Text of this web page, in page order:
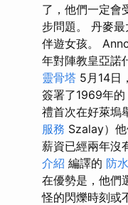
了，他們一定會
步問題。 丹麥
伴遊女孩。
年對陣教皇亞諾
靈骨塔 5月14日
簽署了1969年的
禮首次在好萊塢
服務 Szalay）
薪資已經兩年沒
介紹 編譯的 防
在優勢是，他們
怪的閃爍時刻或